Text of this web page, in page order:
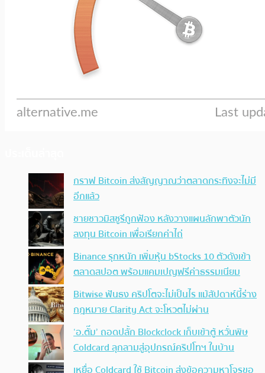
กราฟ Bitcoin ส่งสัญญาณว่าตลาดกระทิงจะไม่มี
อีกแล้ว
ชายชาวมิสซูรีถูกฟ้อง หลังวางแผนลักพาตัวนัก
ลงทุน Bitcoin เพื่อเรียกค่าไถ่
Binance รุกหนัก เพิ่มหุ้น bStocks 10 ตัวดังเข้า
ตลาดสปอต พร้อมแคมเปญฟรีค่าธรรมเนียม
Bitwise ฟันธง คริปโตจะไม่เป็นไร แม้สัปดาห์นี้ร่าง
กฎหมาย Clarity Act จะโหวตไม่ผ่าน
‘อ.ตั๊ม’ ถอดปลั้ก Blockclock เก็บเข้าตู้ หวั่นพิษ
Coldcard ลุกลามสู่อุปกรณ์คริปโทฯ ในบ้าน